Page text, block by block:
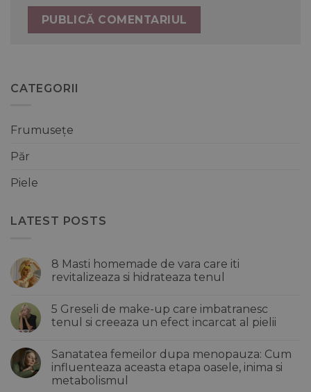
CATEGORII
Frumusețe
Păr
Piele
LATEST POSTS
8 Masti homemade de vara care iti
revitalizeaza si hidrateaza tenul
la
8
Masti
vara
care
iti
revitalizeaza
5 Greseli de make-up care imbatranesc
tenul si creeaza un efect incarcat al pielii
la
5
Greseli
de
Sanatatea femeilor dupa menopauza: Cum
influenteaza aceasta etapa oasele, inima si
metabolismul